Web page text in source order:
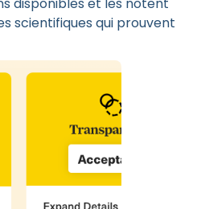
scientifiques qui prouvent